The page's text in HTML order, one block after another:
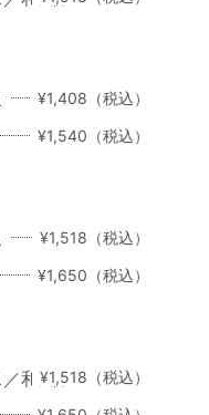
¥1,408（税込）
¥1,540（税込）
¥1,518（税込）
¥1,650（税込）
和風ソース
¥1,518（税込）